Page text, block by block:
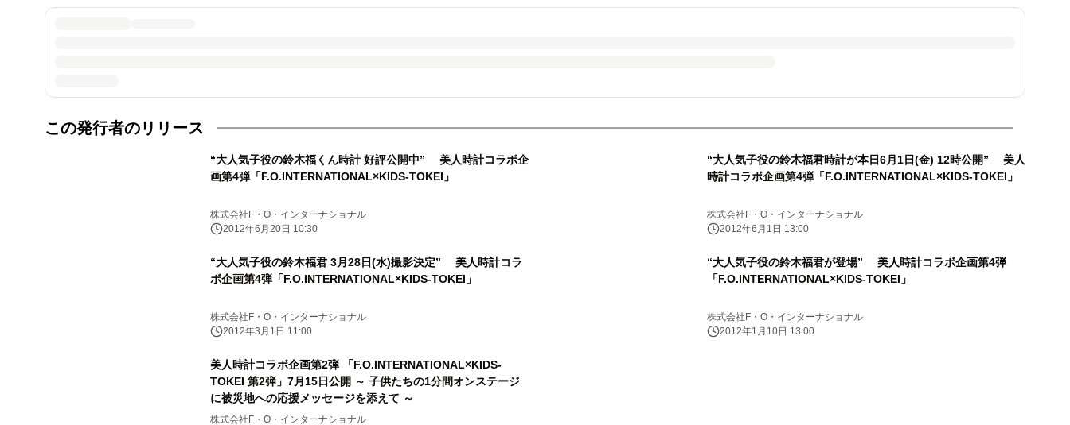
この発行者のリリース
“大人気子役の鈴木福くん時計 好評公開中” 美人時計コラボ企
画第4弾「F.O.INTERNATIONAL×KIDS-TOKEI」
株式会社F・O・インターナショナル
2012年6月20日 10:30
“大人気子役の鈴木福君時計が本日6月1日(金) 12時公開” 美人
時計コラボ企画第4弾「F.O.INTERNATIONAL×KIDS-TOKEI」
株式会社F・O・インターナショナル
2012年6月1日 13:00
“大人気子役の鈴木福君 3月28日(水)撮影決定” 美人時計コラ
ボ企画第4弾「F.O.INTERNATIONAL×KIDS-TOKEI」
株式会社F・O・インターナショナル
2012年3月1日 11:00
“大人気子役の鈴木福君が登場” 美人時計コラボ企画第4弾
「F.O.INTERNATIONAL×KIDS-TOKEI」
株式会社F・O・インターナショナル
2012年1月10日 13:00
美人時計コラボ企画第2弾 「F.O.INTERNATIONAL×KIDS-
TOKEI 第2弾」7月15日公開 ～ 子供たちの1分間オンステージ
に被災地への応援メッセージを添えて ～
株式会社F・O・インターナショナル